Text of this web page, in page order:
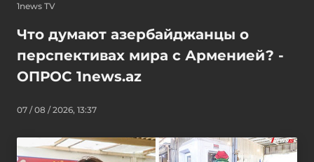
1news TV
Что думают азербайджанцы о
перспективах мира с Арменией? -
ОПРОС 1news.az
07 / 08 / 2026, 13:37